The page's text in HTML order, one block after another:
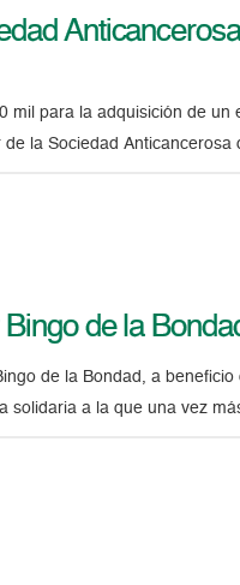
mil para la adquisición de un
la Sociedad Anticancerosa
de la
de la Bondad, a
solidaria a la que una vez